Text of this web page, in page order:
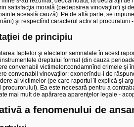
satisfacţia morală (pedepsirea vinovaţilor) şi
această cauză). Pe de altă parte, se
şi respectînd caracterul activ al procuraturii
de principiu
faptelor şi efectelor semnalate în acest
dreptului formal (din cauza
convenabil victimelor:condamnînd crimele şi
convenabil vinovaţilor: exonerîndu-i de
al victimelor (pe care raportul îl explică şi
Ea este necesară pentru a
mai mult de apărarea aparenţelor legale -
a fenomenului de